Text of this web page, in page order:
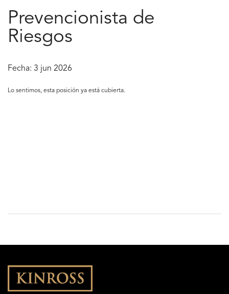
Prevencionista de
Riesgos
Fecha: 3 jun 2026
Lo sentimos, esta posición ya está cubierta.